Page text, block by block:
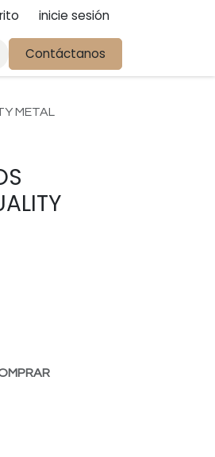
inicie sesión
Contáctanos
METAL